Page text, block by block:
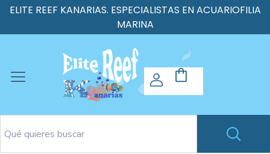
ELITE REEF KANARIAS. ESPECIALISTAS EN ACUARIOFILIA
MARINA